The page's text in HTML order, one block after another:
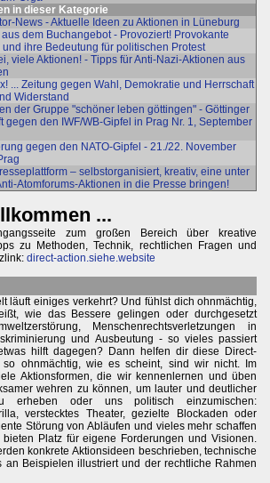
in dieser Kategorie
News - Aktuelle Ideen zu Aktionen in Lüneburg
dem Buchangebot - Provoziert! Provokante
ihre Bedeutung für politischen Protest
viele Aktionen! - Tipps für Anti-Nazi-Aktionen aus
... Zeitung gegen Wahl, Demokratie und Herrschaft
Widerstand
der Gruppe "schöner leben göttingen" - Göttinger
gegen den IWF/WB-Gipfel in Prag Nr. 1, September
gegen den NATO-Gipfel - 21./22. November
– selbstorganisiert, kreativ, eine unter
Atomforums-Aktionen in die Presse bringen!
...
zum großen Bereich über kreative
zu Methoden, Technik, rechtlichen Fragen und
direct-action.siehe.website
läuft einiges verkehrt? Und fühlst dich ohnmächtig,
wie das Bessere gelingen oder durchgesetzt
Menschenrechtsverletzungen in
und Ausbeutung - so vieles passiert
hilft dagegen? Dann helfen dir diese Direct-
so ohnmächtig, wie es scheint, sind wir nicht. Im
Aktionsformen, die wir kennenlernen und üben
wehren zu können, um lauter und deutlicher
erheben oder uns politisch einzumischen:
verstecktes Theater, gezielte Blockaden oder
Störung von Abläufen und vieles mehr schaffen
bieten Platz für eigene Forderungen und Visionen.
konkrete Aktionsideen beschrieben, technische
an Beispielen illustriert und der rechtliche Rahmen